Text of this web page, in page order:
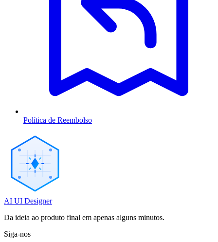
Política de Reembolso
AI UI Designer
Da ideia ao produto final em apenas alguns minutos.
Siga-nos